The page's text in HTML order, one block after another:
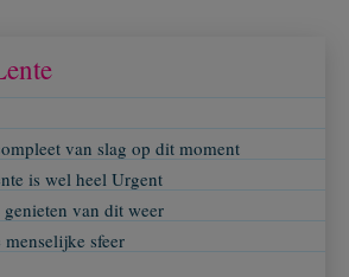
van slag op dit moment
is wel heel Urgent
van dit weer
sfeer